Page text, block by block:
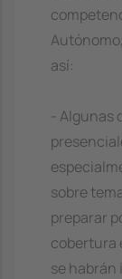
así:
-
sobre
preparar
cobertura
se habrán